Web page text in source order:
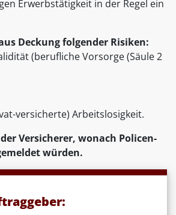
Erwerbstätigkeit in der Regel ein
Deckung folgender Risiken:
(berufliche Vorsorge (Säule 2
versicherte) Arbeitslosigkeit.
Versicherer, wonach Policen-
würden.